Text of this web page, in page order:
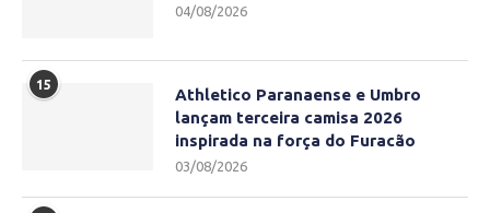
04/08/2026
15
Athletico Paranaense e Umbro
lançam terceira camisa 2026
inspirada na força do Furacão
03/08/2026